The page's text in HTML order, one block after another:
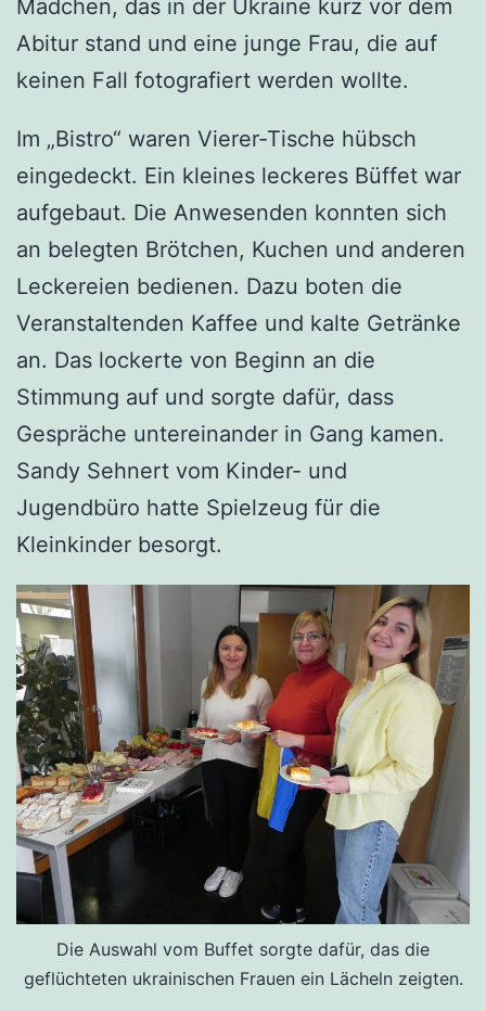
Mädchen, das in der Ukraine kurz vor dem
Abitur stand und eine junge Frau, die auf
keinen Fall fotografiert werden wollte.
Im „Bistro“ waren Vierer-Tische hübsch
eingedeckt. Ein kleines leckeres Büffet war
aufgebaut. Die Anwesenden konnten sich
an belegten Brötchen, Kuchen und anderen
Leckereien bedienen. Dazu boten die
Veranstaltenden Kaffee und kalte Getränke
an. Das lockerte von Beginn an die
Stimmung auf und sorgte dafür, dass
Gespräche untereinander in Gang kamen.
Sandy Sehnert vom Kinder- und
Jugendbüro hatte Spielzeug für die
Kleinkinder besorgt.
Die Auswahl vom Buffet sorgte dafür, das die
geflüchteten ukrainischen Frauen ein Lächeln zeigten.